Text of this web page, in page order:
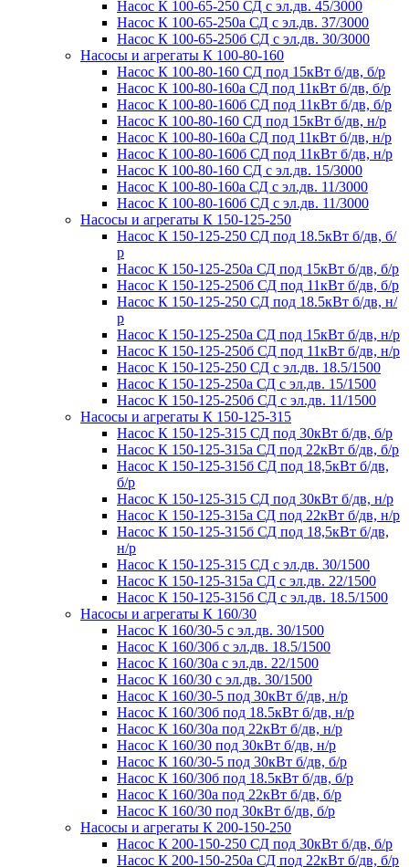
Насос К 100-65-250 СД с эл.дв. 45/3000
Насос К 100-65-250а СД с эл.дв. 37/3000
Насос К 100-65-250б СД с эл.дв. 30/3000
Насосы и агрегаты К 100-80-160
Насос К 100-80-160 СД под 15кВт б/дв, б/р
Насос К 100-80-160а СД под 11кВт б/дв, б/р
Насос К 100-80-160б СД под 11кВт б/дв, б/р
Насос К 100-80-160 СД под 15кВт б/дв, н/р
Насос К 100-80-160а СД под 11кВт б/дв, н/р
Насос К 100-80-160б СД под 11кВт б/дв, н/р
Насос К 100-80-160 СД с эл.дв. 15/3000
Насос К 100-80-160а СД с эл.дв. 11/3000
Насос К 100-80-160б СД с эл.дв. 11/3000
Насосы и агрегаты К 150-125-250
Насос К 150-125-250 СД под 18.5кВт б/дв, б/
р
Насос К 150-125-250а СД под 15кВт б/дв, б/р
Насос К 150-125-250б СД под 11кВт б/дв, б/р
Насос К 150-125-250 СД под 18.5кВт б/дв, н/
р
Насос К 150-125-250а СД под 15кВт б/дв, н/р
Насос К 150-125-250б СД под 11кВт б/дв, н/р
Насос К 150-125-250 СД с эл.дв. 18.5/1500
Насос К 150-125-250а СД с эл.дв. 15/1500
Насос К 150-125-250б СД с эл.дв. 11/1500
Насосы и агрегаты К 150-125-315
Насос К 150-125-315 СД под 30кВт б/дв, б/р
Насос К 150-125-315а СД под 22кВт б/дв, б/р
Насос К 150-125-315б СД под 18,5кВт б/дв,
б/р
Насос К 150-125-315 СД под 30кВт б/дв, н/р
Насос К 150-125-315а СД под 22кВт б/дв, н/р
Насос К 150-125-315б СД под 18,5кВт б/дв,
н/р
Насос К 150-125-315 СД с эл.дв. 30/1500
Насос К 150-125-315а СД с эл.дв. 22/1500
Насос К 150-125-315б СД с эл.дв. 18.5/1500
Насосы и агрегаты К 160/30
Насос К 160/30-5 с эл.дв. 30/1500
Насос К 160/30б с эл.дв. 18.5/1500
Насос К 160/30а с эл.дв. 22/1500
Насос К 160/30 с эл.дв. 30/1500
Насос К 160/30-5 под 30кВт б/дв, н/р
Насос К 160/30б под 18.5кВт б/дв, н/р
Насос К 160/30а под 22кВт б/дв, н/р
Насос К 160/30 под 30кВт б/дв, н/р
Насос К 160/30-5 под 30кВт б/дв, б/р
Насос К 160/30б под 18.5кВт б/дв, б/р
Насос К 160/30а под 22кВт б/дв, б/р
Насос К 160/30 под 30кВт б/дв, б/р
Насосы и агрегаты К 200-150-250
Насос К 200-150-250 СД под 30кВт б/дв, б/р
Насос К 200-150-250а СД под 22кВт б/дв, б/р